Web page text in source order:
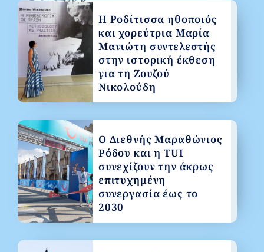
Η Ροδίτισσα ηθοποιός
και χορεύτρια Μαρία
Μανιώτη συντελεστής
στην ιστορική έκθεση
για τη Ζουζού
Νικολούδη
Ο Διεθνής Μαραθώνιος
Ρόδου και η TUI
συνεχίζουν την άκρως
επιτυχημένη
συνεργασία έως το
2030